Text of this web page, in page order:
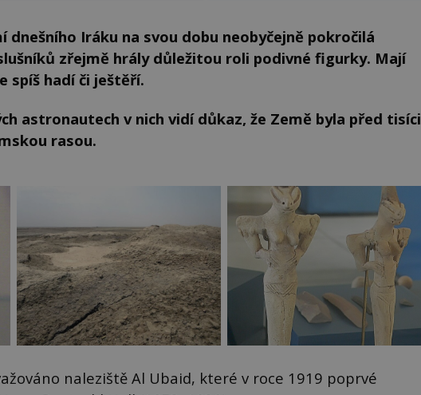
dnešního Iráku na svou dobu neobyčejně pokročilá
zřejmě hrály důležitou roli podivné figurky. Mají
spíš hadí či ještěří.
astronautech v nich vidí důkaz, že Země byla před tisíci
rasou.
naleziště Al Ubaid, které v roce 1919 poprvé